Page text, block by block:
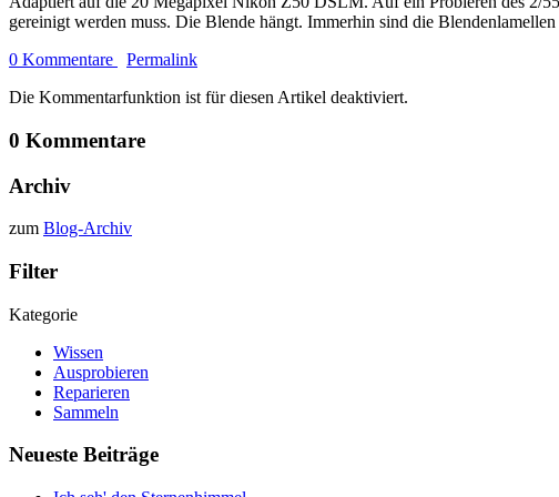
gereinigt werden muss. Die Blende hängt. Immerhin sind die
0 Kommentare
Permalink
Die Kommentarfunktion ist für diesen Artikel deaktiviert.
0 Kommentare
Archiv
zum Blog-Archiv
Filter
Kategorie
Wissen
Ausprobieren
Reparieren
Sammeln
Neueste Beiträge